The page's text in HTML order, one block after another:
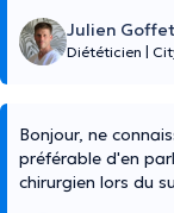
Julien
Diététicien
Bonjour, ne
préférable d'en
chirurgien lors du